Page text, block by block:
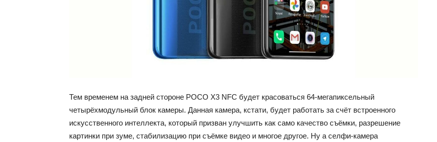
Тем временем на задней стороне POCO X3 NFC будет красоваться 64-мегапиксельный
четырёхмодульный блок камеры. Данная камера, кстати, будет работать за счёт встроенного
искусственного интеллекта, который призван улучшить как само качество съёмки, разрешение
картинки при зуме, стабилизацию при съёмке видео и многое другое. Ну а селфи-камера